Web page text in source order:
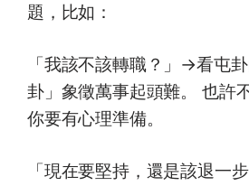
題，比如：
「我該不該轉職？」→看屯
卦」象徵萬事起頭難。 也許
你要有心理準備。
「現在要堅持，還是該退一